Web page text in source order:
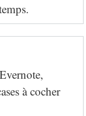
à cocher